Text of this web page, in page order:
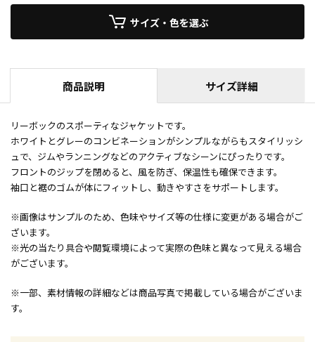
サイズ・色を選ぶ
商品説明 サイズ詳細
リーボックのスポーティなジャケットです。
ホワイトとグレーのコンビネーションがシンプルながらもスタイリッシ
ュで、ジムやランニングなどのアクティブなシーンにぴったりです。
フロントのジップを閉めると、風を防ぎ、保温性も確保できます。
袖口と裾のゴムが体にフィットし、動きやすさをサポートします。
※画像はサンプルのため、色味やサイズ等の仕様に変更がある場合がご
ざいます。
※光の当たり具合や閲覧環境によって実際の色味と異なって見える場合
がございます。
※一部、素材情報の詳細などは商品写真で掲載している場合がございま
す。